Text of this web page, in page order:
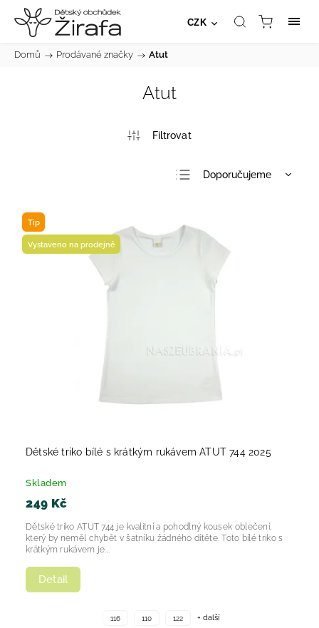
CZK
Domů / Prodávané značky / Atut
Atut
Doporučujeme
Nejprodávanější
Abecedně
Tip
Vystaveno na prodejně
Dětské triko bílé s krátkým rukávem ATUT 744 2025
Skladem
249 Kč
Detail
Dětské triko ATUT 744 je kvalitní a pohodlný kousek oblečení,
který by neměl chybět v šatníku žádného dítěte. Toto bílé triko s
krátkým rukávem je...
116 110 122 + další